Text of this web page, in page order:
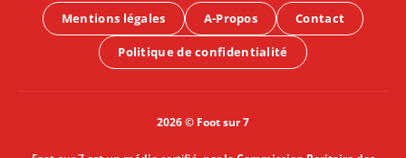
Mentions légales
A-Propos Contact
Politique de confidentialité
2026 © Foot sur 7